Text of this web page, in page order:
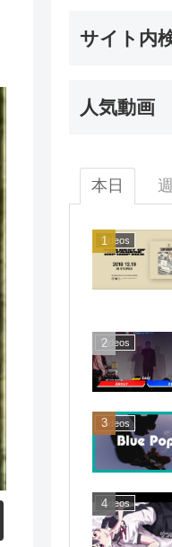
サイト内
人気動画
本日
Videos
Videos
Videos
Videos